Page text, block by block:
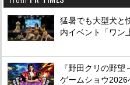
猛暑でも大型犬と
内イベント「ワン
『野田クリの野
ゲームショウ2026